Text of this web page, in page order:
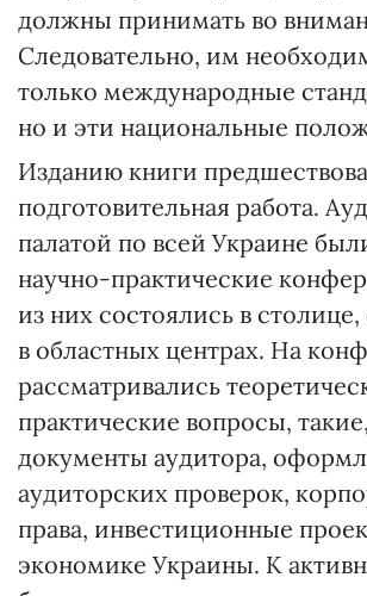
должны принимать во
Следовательно, им
только международные
но и эти национальные
Изданию книги
подготовительная работа.
палатой по всей Украине
научно-практические
из них состоялись в
в областных центрах. На
рассматривались
практические вопросы,
документы аудитора,
аудиторских проверок,
права, инвестиционные
экономике Украины. К